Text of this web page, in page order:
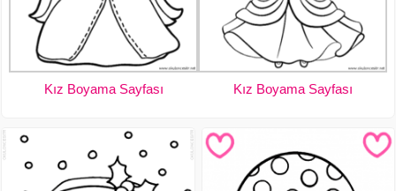
Kız Boyama Sayfası Kız Boyama Sayfası